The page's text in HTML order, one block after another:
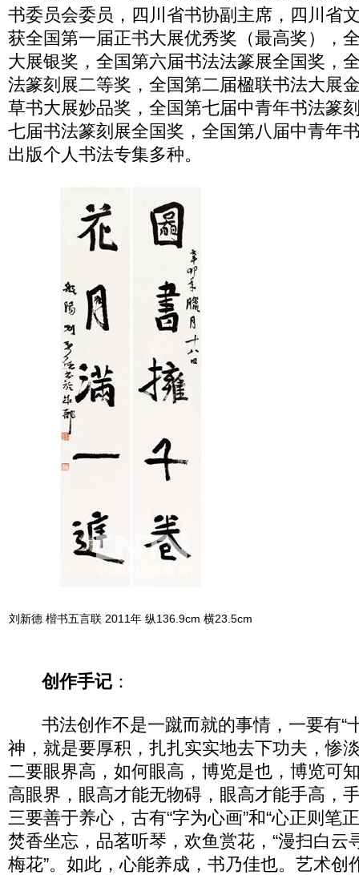
书委员会委员，四川省书协副主席，四川省
获全国第一届正书大展优秀奖（最高奖），
大展银奖，全国第六届书法法篆展全国奖，
法篆刻展二等奖，全国第二届楹联书法大展
草书大展妙品奖，全国第七届中青年书法篆
七届书法篆刻展全国奖，全国第八届中青年
出版个人书法专集多种。
刘新德 楷书五言联 2011年 纵136.9cm 横23.5cm
创作手记 ：
书法创作不是一蹴而就的事情，一要有“
神，就是要厚积，扎扎实实地去下功夫，惨
二要眼界高，如何眼高，博览是也，博览可
高眼界，眼高才能无物碍，眼高才能手高，
三要善于养心，古有“字为心画”和“心正则笔
焚香坐忘，品茗听琴，欢鱼赏花，“漫扫白云
梅花”。如此，心能养成，书乃佳也。艺术创